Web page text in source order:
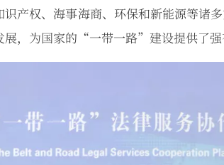
产权、海事海商、环保和新能源等诸
，为国家的“一带一路”建设提供了强